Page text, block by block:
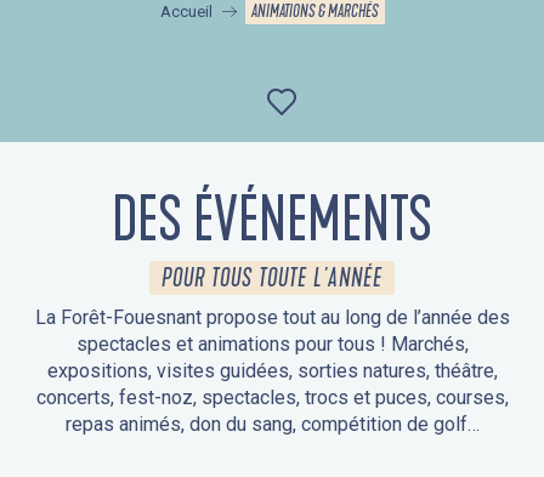
Accueil ANIMATIONS & MARCHÉS
Ajouter aux
DES ÉVÉNEMENTS
POUR TOUS TOUTE L'ANNÉE
La Forêt-Fouesnant propose tout au long de l’année des
spectacles et animations pour tous ! Marchés,
expositions, visites guidées, sorties natures, théâtre,
concerts, fest-noz, spectacles, trocs et puces, courses,
repas animés, don du sang, compétition de golf…